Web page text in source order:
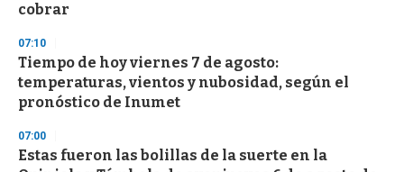
cobrar
07:10
Tiempo de hoy viernes 7 de agosto:
temperaturas, vientos y nubosidad, según el
pronóstico de Inumet
07:00
Estas fueron las bolillas de la suerte en la